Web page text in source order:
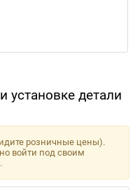
установке детали
розничные цены).
войти под своим